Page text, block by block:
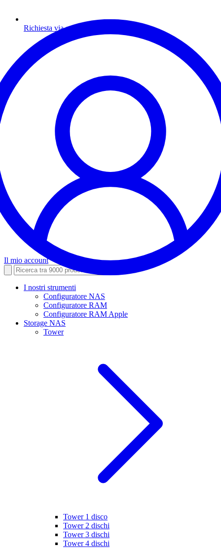
Richiesta via email
Il mio account
I nostri strumenti
Configuratore NAS
Configuratore RAM
Configuratore RAM Apple
Storage NAS
Tower
Tower 1 disco
Tower 2 dischi
Tower 3 dischi
Tower 4 dischi